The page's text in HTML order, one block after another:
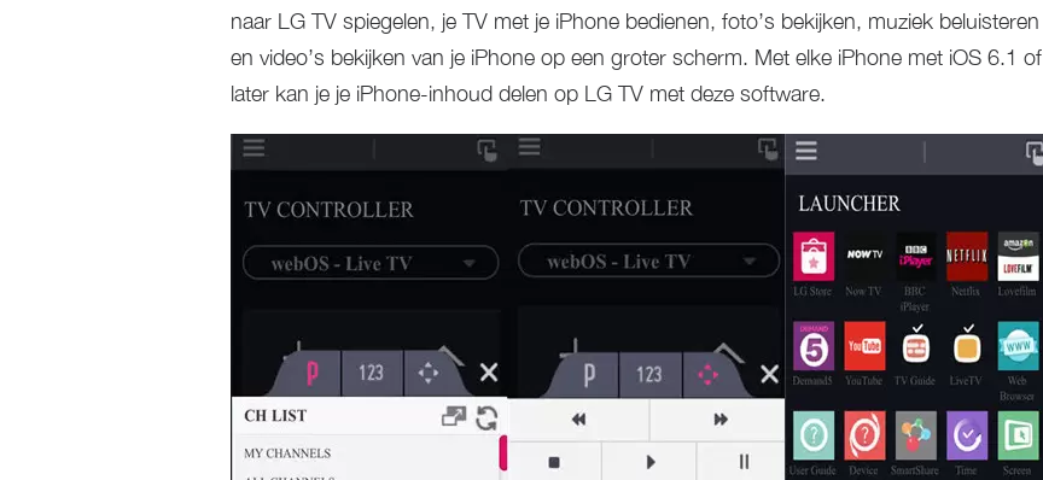
naar LG TV spiegelen, je TV met je iPhone bedienen, foto’s bekijken, muziek beluisteren
en video’s bekijken van je iPhone op een groter scherm. Met elke iPhone met iOS 6.1 of
later kan je je iPhone-inhoud delen op LG TV met deze software.